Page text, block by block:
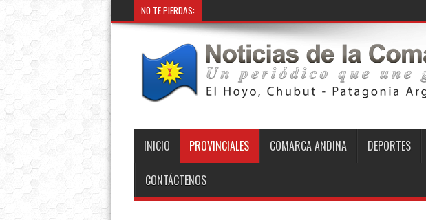
NO TE PIERDAS:
INICIO PROVINCIALES COMARCA ANDINA DEPORTES
CONTÁCTENOS